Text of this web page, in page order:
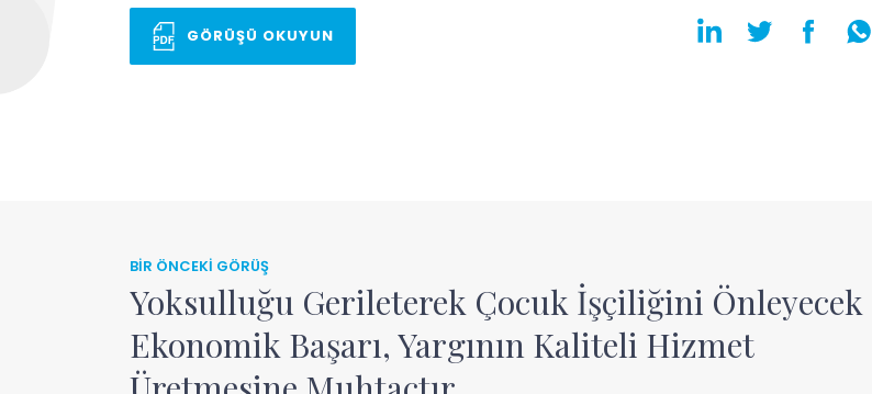
GÖRÜŞÜ OKUYUN
BİR ÖNCEKİ GÖRÜŞ
Yoksulluğu Gerileterek Çocuk İşçiliğini Önleyecek
Ekonomik Başarı, Yargının Kaliteli Hizmet